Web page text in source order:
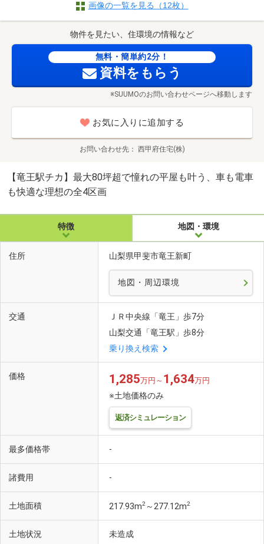
画像の一覧を見る（12枚）
物件を見たい、住環境の情報など
無料・簡単約2分！
資料をもらう
※SUUMOのお問い合わせページへ移動します
お気に入りに追加する
お問い合わせ先 西甲府住宅(株)
【竜王駅チカ】最大80坪超で憧れの平屋も叶う、車も電車
も快適な理想の全4区画
特徴 地図・環境
住所 山梨県甲斐市竜王新町
地図・周辺環境
交通
ＪＲ中央線「竜王」歩7分
山梨交通「竜王駅」歩8分
乗り換え検索
価格 1,285万円～ 1,634万円
※土地価格のみ
返済シミュレーション
最多価格帯 -
諸費用 -
土地面積 217.93m2 ～277.12m2
土地状況 未造成